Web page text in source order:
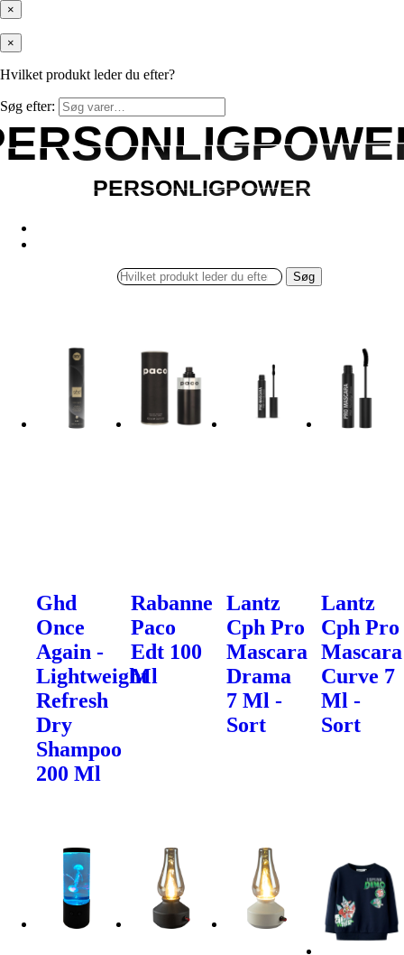
×
×
Hvilket produkt leder du efter?
Søg efter:
PERSONLIGPOWER
PERSONLIGPOWER
Søg
Ghd
Once
Again -
Lightweight
Refresh
Dry
Shampoo
200 Ml
Rabanne
Paco
Edt 100
Ml
Lantz
Cph Pro
Mascara
Drama
7 Ml -
Sort
Lantz
Cph Pro
Mascara
Curve 7
Ml -
Sort